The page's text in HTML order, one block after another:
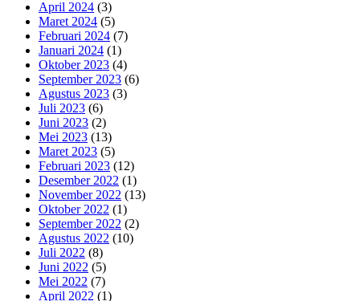
April 2024 (3)
Maret 2024 (5)
Februari 2024 (7)
Januari 2024 (1)
Oktober 2023 (4)
September 2023 (6)
Agustus 2023 (3)
Juli 2023 (6)
Juni 2023 (2)
Mei 2023 (13)
Maret 2023 (5)
Februari 2023 (12)
Desember 2022 (1)
November 2022 (13)
Oktober 2022 (1)
September 2022 (2)
Agustus 2022 (10)
Juli 2022 (8)
Juni 2022 (5)
Mei 2022 (7)
April 2022 (1)